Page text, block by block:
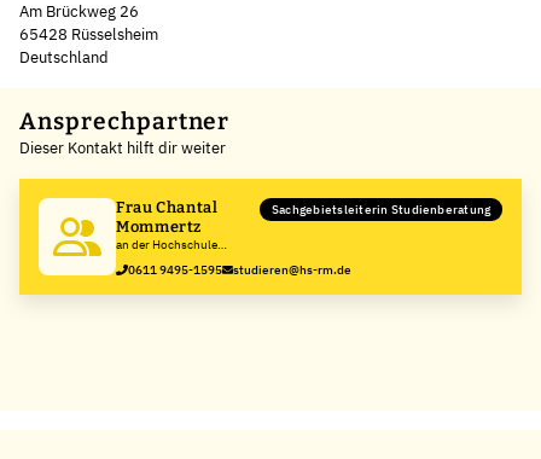
Am Brückweg 26
65428 Rüsselsheim
Deutschland
+
−
Ansprechpartner
Dieser Kontakt hilft dir weiter
Frau Chantal
Mommertz
an der Hochschule
RheinMain
Sachgebietsleiterin Studienberatung
0611 9495-1595 studieren@hs-rm.de